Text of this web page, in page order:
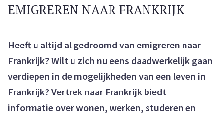
EMIGREREN NAAR FRANKRIJK
Heeft u altijd al gedroomd van emigreren naar
Frankrijk? Wilt u zich nu eens daadwerkelijk gaan
verdiepen in de mogelijkheden van een leven in
Frankrijk? Vertrek naar Frankrijk biedt
informatie over wonen, werken, studeren en